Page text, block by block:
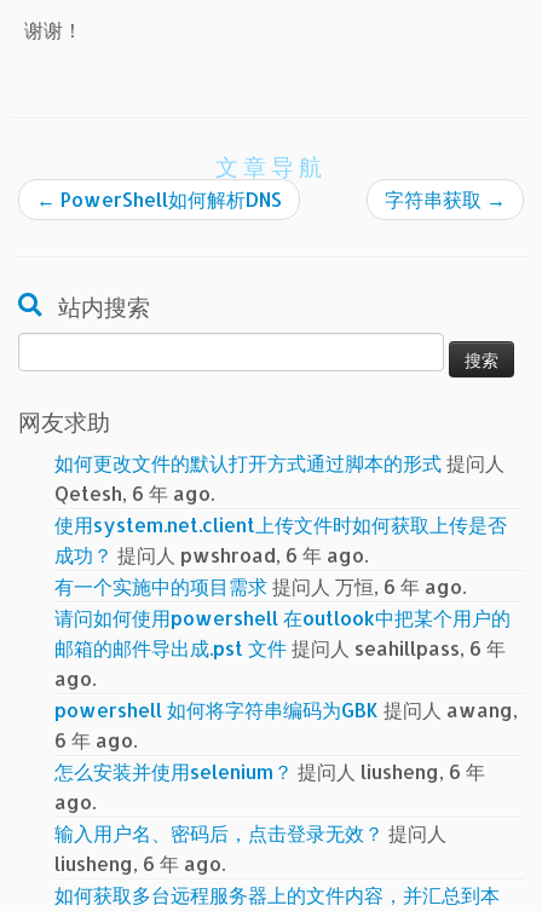
谢谢！
文章导航
← PowerShell如何解析DNS 字符串获取 →
站内搜索
索：
网友求助
如何更改文件的默认打开方式通过脚本的形式提问人
Qetesh, 6 年 ago.
使用system.net.client上传文件时如何获取上传是否
成功？ 提问人 pwshroad, 6 年 ago.
有一个实施中的项目需求提问人 万恒, 6 年 ago.
请问如何使用powershell 在outlook中把某个用户的
邮箱的邮件导出成.pst 文件提问人 seahillpass, 6 年
ago.
powershell 如何将字符串编码为GBK 提问人 awang,
6 年 ago.
怎么安装并使用selenium？ 提问人 liusheng, 6 年
ago.
输入用户名、密码后，点击登录无效？ 提问人
liusheng, 6 年 ago.
如何获取多台远程服务器上的文件内容，并汇总到本